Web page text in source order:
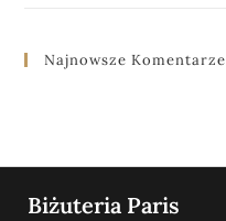
Najnowsze Komentarze
Biżuteria Paris